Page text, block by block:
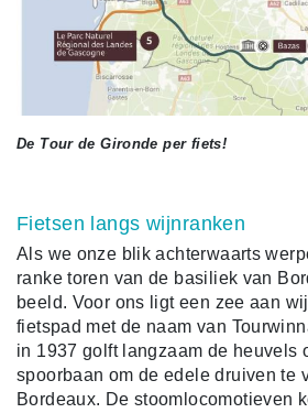
De Tour de Gironde per fiets!
Fietsen langs wijnranken
Als we onze blik achterwaarts
ranke toren van de basiliek van
beeld. Voor ons ligt een zee aan
fietspad met de naam van
in 1937 golft langzaam de heuvels
spoorbaan om de edele druiven te
Bordeaux. De stoomlocomotieven